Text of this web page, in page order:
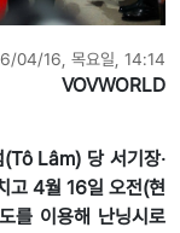
04/16, 목요일, 14:14
VOVWORLD
Lâm) 당 서기장‧
고 4월 16일 오전(현
를 이용해 난닝시로